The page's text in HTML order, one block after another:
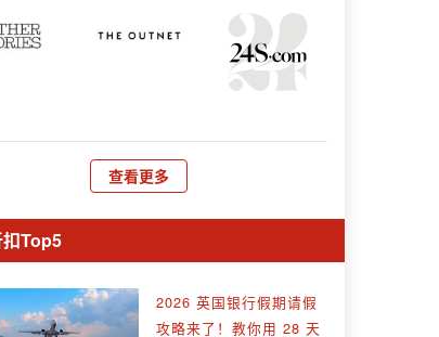
查看更多
Top5
2026 英国银行假期请假
攻略来了！教你用 28 天